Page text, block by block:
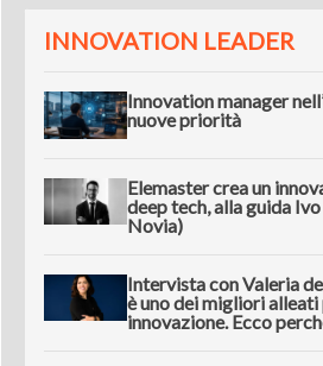
INNOVATION LEADER
Innovation manager
nuove priorità
Elemaster crea un
deep tech, alla guida
Novia)
Intervista con Valeria de
è uno dei migliori alleati
innovazione. Ecco